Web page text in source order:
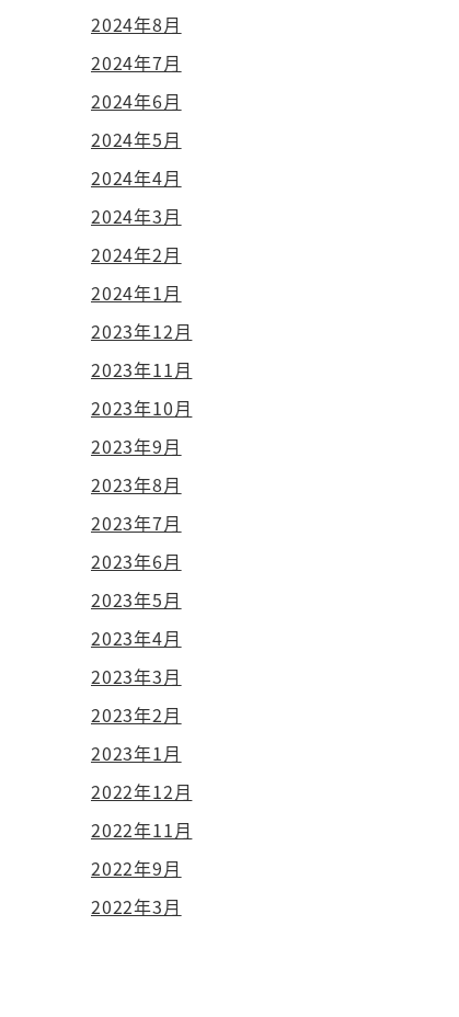
2024年8月
2024年7月
2024年6月
2024年5月
2024年4月
2024年3月
2024年2月
2024年1月
2023年12月
2023年11月
2023年10月
2023年9月
2023年8月
2023年7月
2023年6月
2023年5月
2023年4月
2023年3月
2023年2月
2023年1月
2022年12月
2022年11月
2022年9月
2022年3月